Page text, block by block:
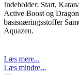
Indeholder: Start,
Active Boost og
basisnæringsstoffer
Aquazen.
Læs mere...
Læs mindre...